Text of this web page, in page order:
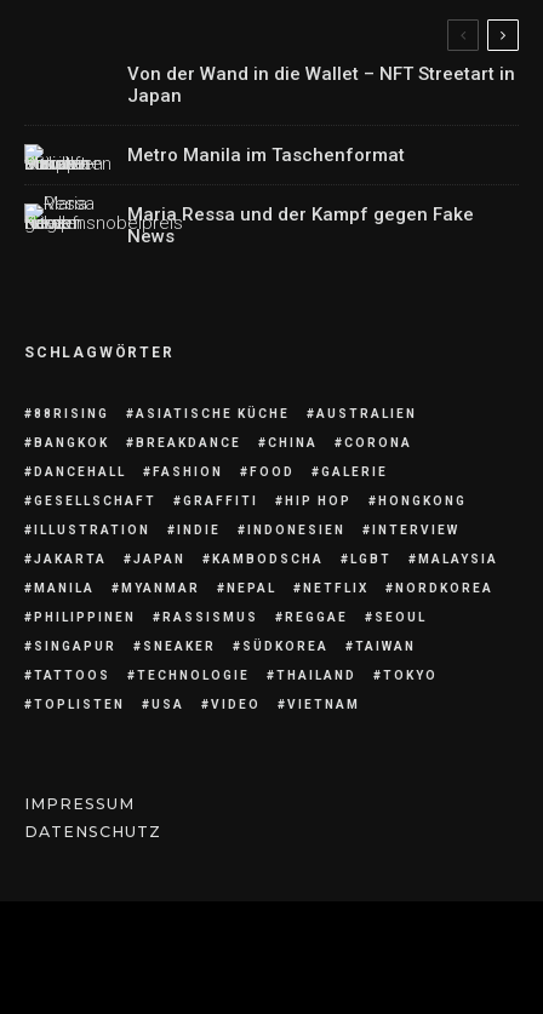
Von der Wand in die Wallet – NFT Streetart in
Japan
Metro Manila im Taschenformat
Maria Ressa und der Kampf gegen Fake
News
SCHLAGWÖRTER
88RISING ASIATISCHE KÜCHE AUSTRALIEN
BANGKOK BREAKDANCE CHINA CORONA
DANCEHALL FASHION FOOD GALERIE
GESELLSCHAFT GRAFFITI HIP HOP HONGKONG
ILLUSTRATION INDIE INDONESIEN INTERVIEW
JAKARTA JAPAN KAMBODSCHA LGBT MALAYSIA
MANILA MYANMAR NEPAL NETFLIX NORDKOREA
PHILIPPINEN RASSISMUS REGGAE SEOUL
SINGAPUR SNEAKER SÜDKOREA TAIWAN
TATTOOS TECHNOLOGIE THAILAND TOKYO
TOPLISTEN USA VIDEO VIETNAM
IMPRESSUM
DATENSCHUTZ